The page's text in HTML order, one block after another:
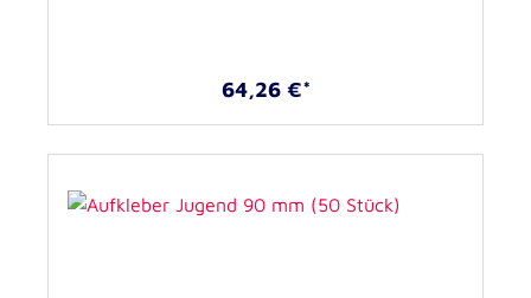
64,26 €*